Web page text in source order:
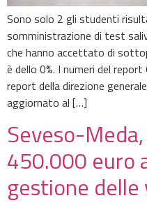
Sono solo 2 gli studenti
somministrazione di test
che hanno accettato di
è dello 0%. I numeri del
report della direzione
aggiornato al […]
Seveso-
450.000 euro
gestione delle